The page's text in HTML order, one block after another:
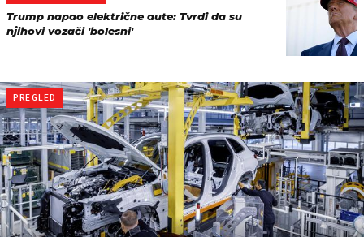
Trump napao električne aute: Tvrdi da su
njihovi vozači 'bolesni'
PREGLED